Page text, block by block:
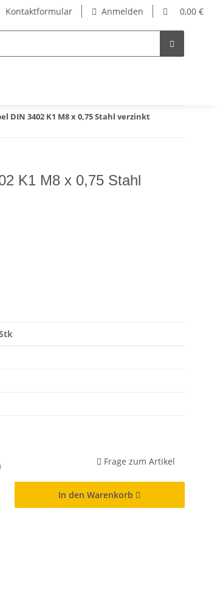
Kontaktformular Anmelden 0,00 €
DIN 3402 K1 M8 x 0,75 Stahl verzinkt
K1 M8 x 0,75 Stahl
Frage zum Artikel
In den Warenkorb